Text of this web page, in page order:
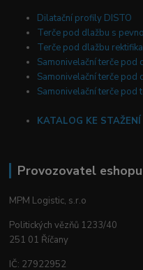
Dilatační profily DISTO
Terče pod dlažbu s
Terče pod dlažbu
Samonivelační terče pod
Samonivelační terče pod
Samonivelační terče pod
KATALOG KE STAŽENÍ
Provozovatel eshopu
MPM Logistic, s.r.o
Politických vězňů 1233/40
251 01 Říčany
IČ: 27922952